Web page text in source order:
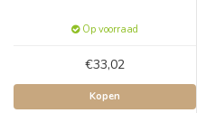
Op voorraad
€33,02
Kopen